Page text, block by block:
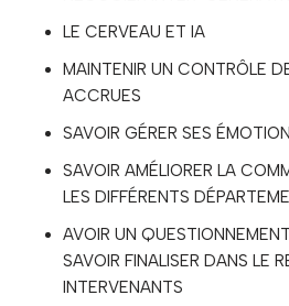
LE CERVEAU ET IA
MAINTENIR UN CONTRÔLE
ACCRUES
SAVOIR GÉRER SES
SAVOIR AMÉLIORER LA
LES DIFFÉRENTS
AVOIR UN
SAVOIR FINALISER DANS LE
INTERVENANTS